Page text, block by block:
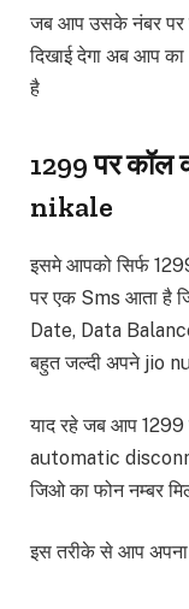
जब आप उसके नंबर पर
दिखाई देगा अब आप
है
1299 पर
nikale
इसमे आपको सिर्फ
पर एक Sms आता है
Date, Data
बहुत जल्दी अपने jio
याद रहे जब आप
automatic
जिओ का फोन नम्बर
इस तरीके से आप